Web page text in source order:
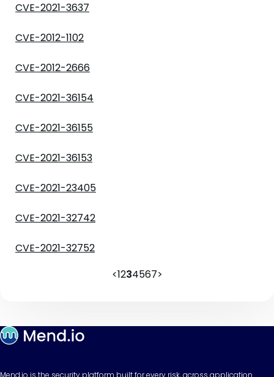
CVE-2021-3637
CVE-2012-1102
CVE-2012-2666
CVE-2021-36154
CVE-2021-36155
CVE-2021-36153
CVE-2021-23405
CVE-2021-32742
CVE-2021-32752
<1234567>
Mend.io is the security platform built for every risk, across application